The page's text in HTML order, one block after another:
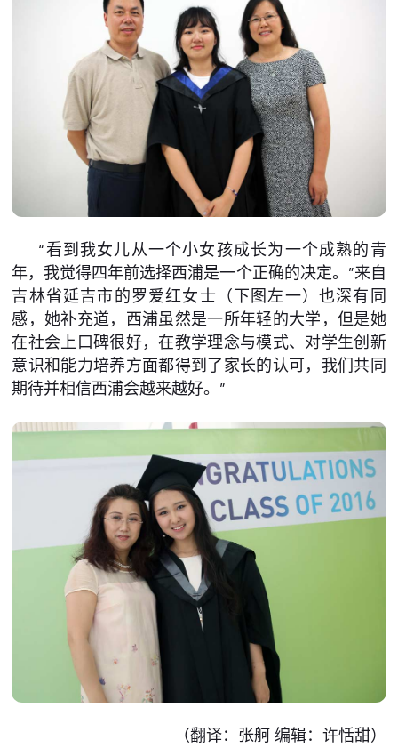
“看到我女儿从一个小女孩成长为一个成熟的青
年，我觉得四年前选择西浦是一个正确的决定。”来自
吉林省延吉市的罗爱红女士（下图左一）也深有同
感，她补充道，西浦虽然是一所年轻的大学，但是她
在社会上口碑很好，在教学理念与模式、对学生创新
意识和能力培养方面都得到了家长的认可，我们共同
期待并相信西浦会越来越好。”
（翻译：张舸 编辑：许恬甜）